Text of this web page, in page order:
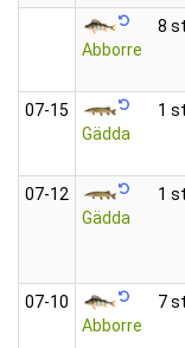
Abborre
8 st
07‑15
Gädda
1 st
07‑12
Gädda
1 st
07‑10
Abborre
7 st